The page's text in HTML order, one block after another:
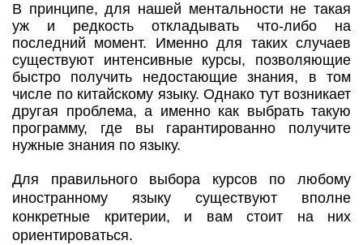
В принципе, для нашей ментальности не такая
уж и редкость откладывать что-либо на
последний момент. Именно для таких случаев
существуют интенсивные курсы, позволяющие
быстро получить недостающие знания, в том
числе по китайскому языку. Однако тут возникает
другая проблема, а именно как выбрать такую
программу, где вы гарантированно получите
нужные знания по языку.
Для правильного выбора курсов по любому
иностранному языку существуют вполне
конкретные критерии, и вам стоит на них
ориентироваться.